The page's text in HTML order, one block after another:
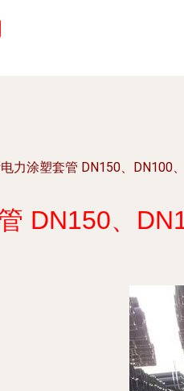
力涂塑套管 DN150、DN100
DN150、